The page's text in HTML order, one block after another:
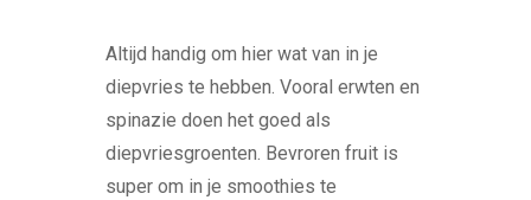
Altijd handig om hier wat van in je
diepvries te hebben. Vooral erwten en
spinazie doen het goed als
diepvriesgroenten. Bevroren fruit is
super om in je smoothies te